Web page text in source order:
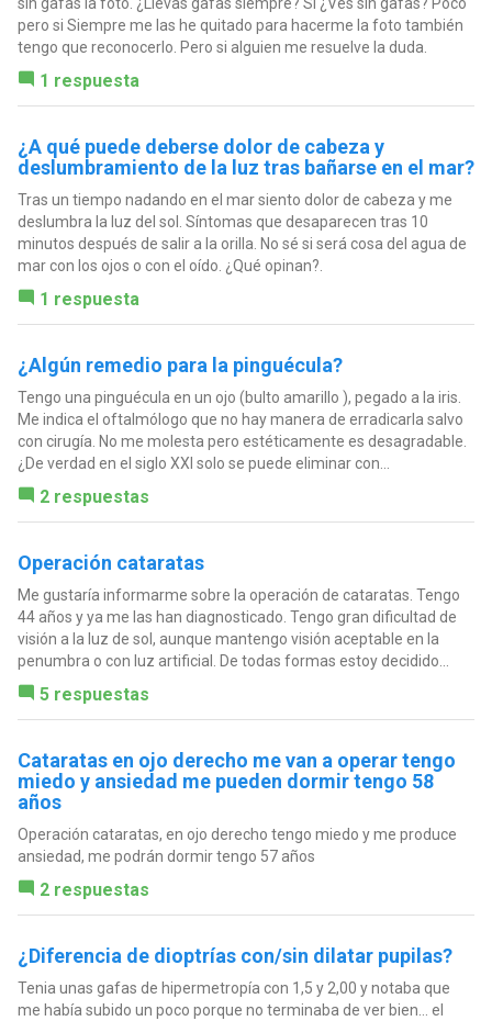
pero si Siempre me las he quitado para hacerme la foto también
tengo que reconocerlo. Pero si alguien me resuelve la duda.
1 respuesta
¿A qué puede deberse dolor de cabeza y
deslumbramiento de la luz tras bañarse en el mar?
Tras un tiempo nadando en el mar siento dolor de cabeza y me
deslumbra la luz del sol. Síntomas que desaparecen tras 10
minutos después de salir a la orilla. No sé si será cosa del agua de
mar con los ojos o con el oído. ¿Qué opinan?.
1 respuesta
¿Algún remedio para la pinguécula?
Tengo una pinguécula en un ojo (bulto amarillo ), pegado a la iris.
Me indica el oftalmólogo que no hay manera de erradicarla salvo
con cirugía. No me molesta pero estéticamente es desagradable.
¿De verdad en el siglo XXI solo se puede eliminar con...
2 respuestas
Operación cataratas
Me gustaría informarme sobre la operación de cataratas. Tengo
44 años y ya me las han diagnosticado. Tengo gran dificultad de
visión a la luz de sol, aunque mantengo visión aceptable en la
penumbra o con luz artificial. De todas formas estoy decidido...
5 respuestas
Cataratas en ojo derecho me van a operar tengo
miedo y ansiedad me pueden dormir tengo 58
años
Operación cataratas, en ojo derecho tengo miedo y me produce
ansiedad, me podrán dormir tengo 57 años
2 respuestas
¿Diferencia de dioptrías con/sin dilatar pupilas?
Tenia unas gafas de hipermetropía con 1,5 y 2,00 y notaba que
me había subido un poco porque no terminaba de ver bien… el